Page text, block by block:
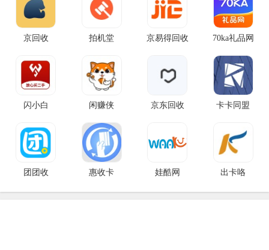
京回收 拍机堂 京易得回收 70ka礼品网
闪小白 闲赚侠 京东回收 卡卡同盟
团团收 惠收卡 娃酷网 出卡咯